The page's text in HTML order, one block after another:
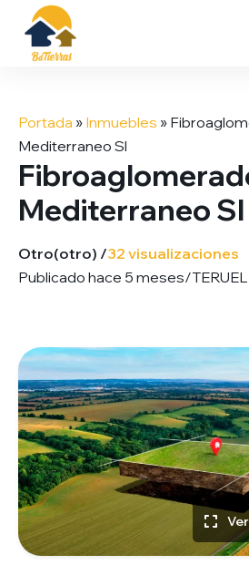
contenido
Portada » Inmuebles »
Mediterraneo Sl
Mediterraneo Sl
Otro(otro) /32 visualizaciones
Publicado hace 5 meses/TERUEL